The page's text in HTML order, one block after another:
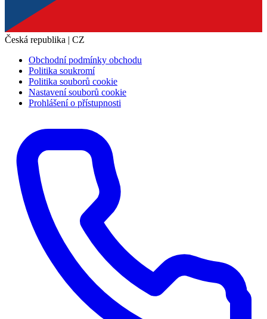
Česká republika | CZ
Obchodní podmínky obchodu
Politika soukromí
Politika souborů cookie
Nastavení souborů cookie
Prohlášení o přístupnosti